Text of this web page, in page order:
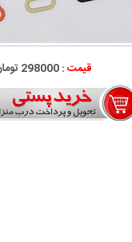
قیمت :298000 تومان